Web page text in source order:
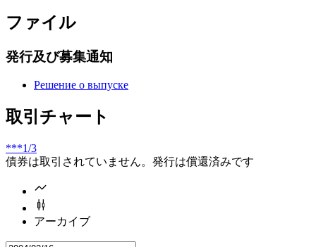
ファイル
発行及び募集通知
Решение о выпуске
取引チャート
***1/3
債券は取引されていません。発行は償還済みです
アーカイブ